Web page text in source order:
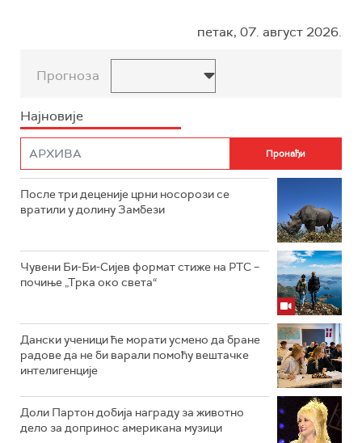
петак, 07. август 2026.
Прогноза
Најновије
После три деценије црни носорози се
вратили у долину Замбези
Чувени Би-Би-Сијев формат стиже на РТС –
почиње „Трка око света“
Дански ученици ће морати усмено да бране
радове да не би варали помоћу вештачке
интелигенције
Доли Партон добија награду за животно
дело за допринос американа музици